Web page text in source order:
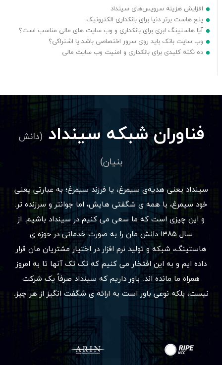
افزایش هزینه سرویس‌های سینداد
پنج هاست برتر دنیا برای بانکداری الکترونیک
آیا هاستینگ ابری برای بانکداری و وب سایت های مالی مناسب است؟
وب سایت بانک باید روی سرور اختصاصی باشد یا اشتراکی؟
ده نکته کلیدی برای بانکداری و امنیت وب سایت مالی
فناوران شبکه سینداد (دانش
بنیان)
سینداد یعنی هدیه‌ی سیمرغ، یا فرزند سیمرغ؛ به عبارتی یعنی
خود سیمرغ، با همه ی شگفتی هایش، اما جوانتر و سرزنده تر.
و این چیزی است که ما سعی می کنیم در سینداد باشیم. از
سال ۱۳۸۵ دانش مان را به صورت خدماتی در حوزه ی
هاستینگ، شبکه و تولید نرم افزار در اختیار مشتریان مان قرار
داده ایم و به این افتخار می کنیم که تک تک آنها تا به امروز
همراه ما مانده اند. باور داریم که سینداد صرفاً یک شرکت
نیست، بلکه نوعی باور است به ارائه ی شگفت انگیز از هر چیز.